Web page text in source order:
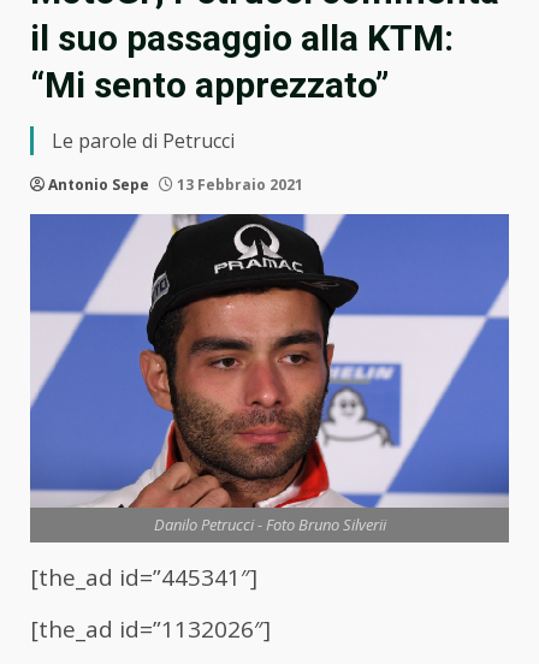
il suo passaggio alla KTM:
“Mi sento apprezzato”
Le parole di Petrucci
Antonio Sepe 13 Febbraio 2021
Danilo Petrucci - Foto Bruno Silverii
[the_ad id=”445341″]
[the_ad id=”1132026″]